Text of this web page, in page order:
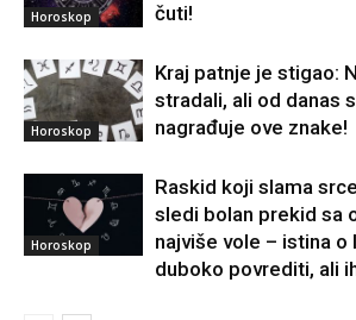
Horoskop
čuti!
Horoskop
Kraj patnje je stigao:
stradali, ali od danas
nagrađuje ove znake!
Horoskop
Raskid koji slama
sledi bolan prekid sa
najviše vole – istina o
duboko povrediti, ali